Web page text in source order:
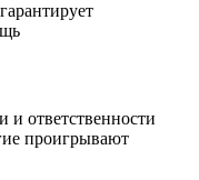
ответственности
проигрывают